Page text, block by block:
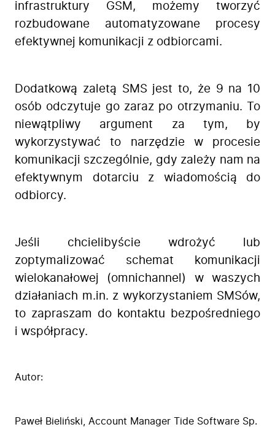
infrastruktury GSM, możemy tworzyć
rozbudowane automatyzowane procesy
efektywnej komunikacji z odbiorcami.
Dodatkową zaletą SMS jest to, że 9 na 10
osób odczytuje go zaraz po otrzymaniu. To
niewątpliwy argument za tym, by
wykorzystywać to narzędzie w procesie
komunikacji szczególnie, gdy zależy nam na
efektywnym dotarciu z wiadomością do
odbiorcy.
Jeśli chcielibyście wdrożyć lub
zoptymalizować schemat komunikacji
wielokanałowej (omnichannel) w waszych
działaniach m.in. z wykorzystaniem SMSów,
to zapraszam do kontaktu bezpośredniego
i współpracy.
Autor:
Paweł Bieliński , Account Manager Tide Software Sp.